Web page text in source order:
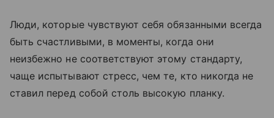
Люди, которые чувствуют себя обязанными всегда
быть счастливыми, в моменты, когда они
неизбежно не соответствуют этому стандарту,
чаще испытывают стресс, чем те, кто никогда не
ставил перед собой столь высокую планку.